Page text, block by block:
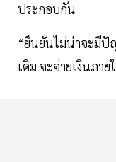
ประกอบกัน
“ยืนยันไม่น่าจะมีปั
เดิม จะจ่ายเงินภา